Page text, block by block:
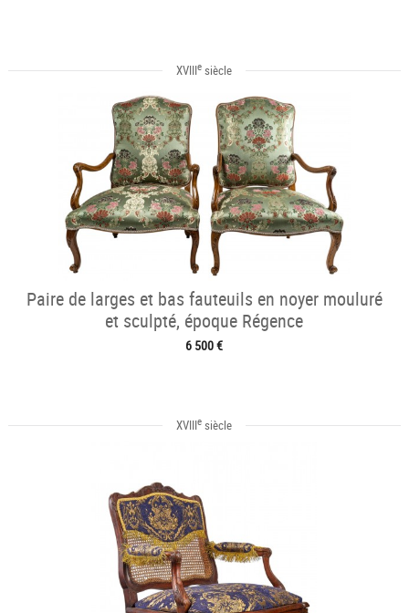
XVIIIe siècle
Paire de larges et bas fauteuils en noyer mouluré
et sculpté, époque Régence
6 500 €
XVIIIe siècle